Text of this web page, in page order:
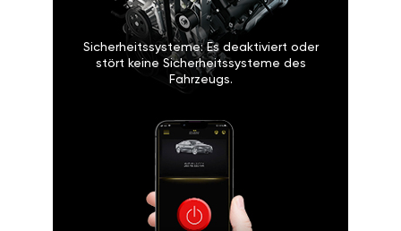
Sicherheitssysteme: Es deaktiviert oder
stört keine Sicherheitssysteme des
Fahrzeugs.